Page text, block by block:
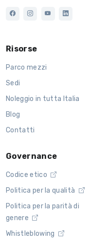
Risorse
Parco mezzi
Sedi
Noleggio in tutta Italia
Blog
Contatti
Governance
Codice etico
Politica per la qualità
Politica per la parità di
genere
Whistleblowing